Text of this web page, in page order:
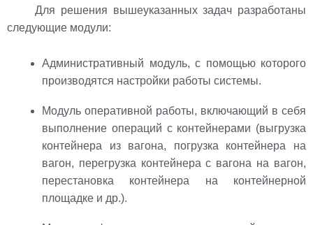
Для решения вышеуказанных задач разработаны
следующие модули:
Административный модуль, с помощью которого
производятся настройки работы системы.
Модуль оперативной работы, включающий в себя
выполнение операций с контейнерами (выгрузка
контейнера из вагона, погрузка контейнера на
вагон, перегрузка контейнера с вагона на вагон,
перестановка контейнера на контейнерной
площадке и др.).